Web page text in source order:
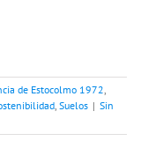
de Estocolmo 1972,
, Suelos | Sin